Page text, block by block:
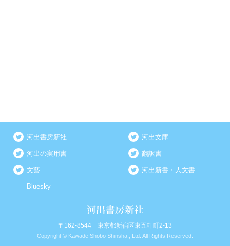
河出書房新社 河出文庫
河出の実用書 翻訳書
文藝 河出新書・人文書
Bluesky
〒162-8544 東京都新宿区東五軒町2-13
Copyright © Kawade Shobo Shinsha., Ltd. All Rights Reserved.